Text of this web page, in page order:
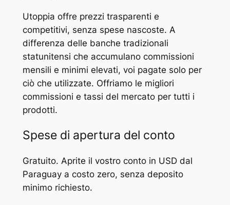
Utoppia offre prezzi trasparenti e
competitivi, senza spese nascoste. A
differenza delle banche tradizionali
statunitensi che accumulano commissioni
mensili e minimi elevati, voi pagate solo per
ciò che utilizzate. Offriamo le migliori
commissioni e tassi del mercato per tutti i
prodotti.
Spese di apertura del conto
Gratuito. Aprite il vostro conto in USD dal
Paraguay a costo zero, senza deposito
minimo richiesto.